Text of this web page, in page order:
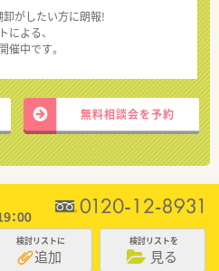
卸がしたい方に朗報!
による、
催中です。
無料相談会を予約
検討リストに
追加
検討リストを
見る